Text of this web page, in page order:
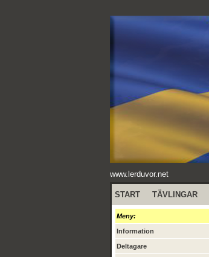
www.lerduvor.net
START TÄVLINGAR
Meny:
Information
Deltagare